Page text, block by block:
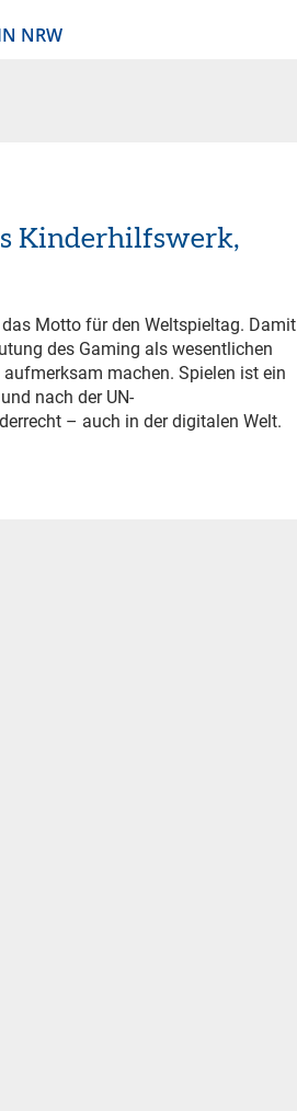
NRW
Kinderhilfswerk,
Motto für den Weltspieltag. Damit
des Gaming als wesentlichen
machen. Spielen ist ein
nach der UN-
– auch in der digitalen Welt.